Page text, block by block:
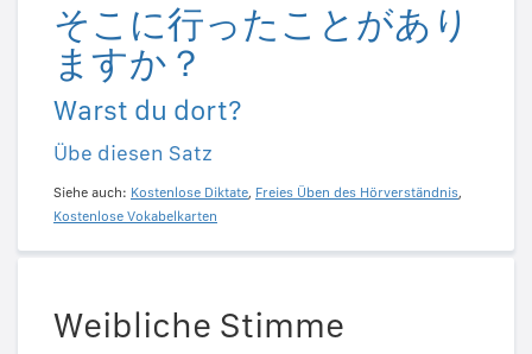
そこに行ったことがあり
ますか？
Warst du dort?
Übe diesen Satz
Siehe auch: Kostenlose Diktate, Freies Üben des Hörverständnis,
Kostenlose Vokabelkarten
Weibliche Stimme